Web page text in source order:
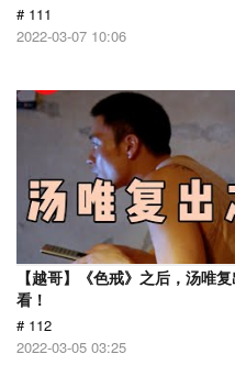
# 111
2022-03-07 10:06
【越哥】《色戒》之后，汤唯
看！
# 112
2022-03-05 03:25